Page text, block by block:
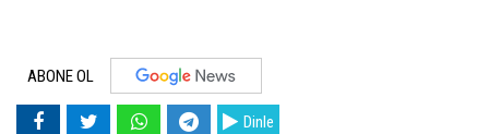
ABONE OL
Dinle